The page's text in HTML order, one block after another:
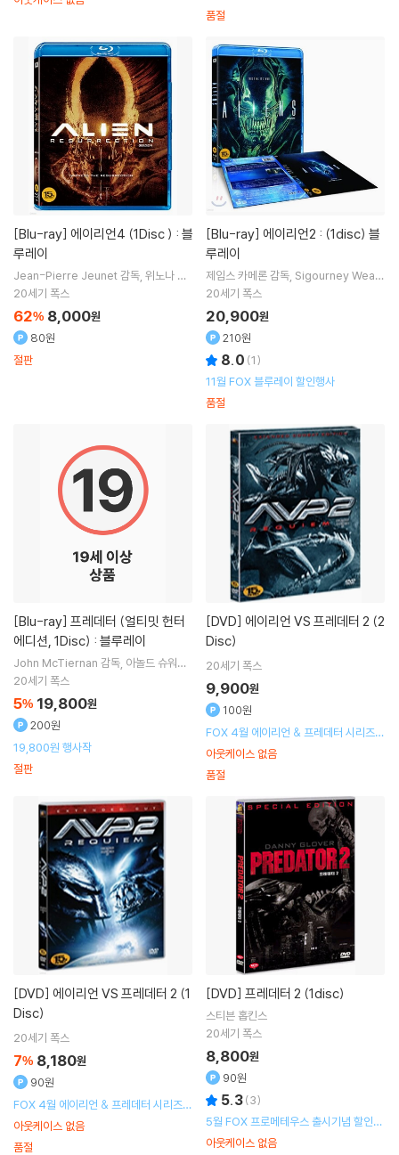
레이 할인 행사
품절
[Blu-ray]
루레이
Jean-Pierre Jeunet감독 위노나 라
이더 Sigourney Weaver
20세기 폭스
62% 8,000원
80원
절판
[Blu-ray]
루레이
제임스 카메론감독 Sigourney Weav
er Michael Biehn
20세기 폭스
20,900원
210원
8.0 (1)
11월 FOX 블루레이 할인행사
품절
[Blu-ray]
에디션, 1Disc) : 블루레이
John McTiernan 감독 아놀드 슈워제
네거주연
20세기 폭스
5% 19,800원
200원
19,800원 행사작
절판
[DVD]
Disc)
20세기 폭스
아웃케이스 없음
9,900원
100원
FOX 4월 에이리언 & 프레데터 시리즈
할인 행사
품절
[DVD]
Disc)
20세기 폭스
아웃케이스 없음
7% 8,180원
90원
FOX 4월 에이리언 & 프레데터 시리즈
할인 행사
품절
[DVD] 프레데터 2 (1disc)
스티븐 홉킨스
20세기 폭스
아웃케이스 없음
8,800원
90원
5.3(3)
5월 FOX 프로메테우스 출시기념 할인행
사